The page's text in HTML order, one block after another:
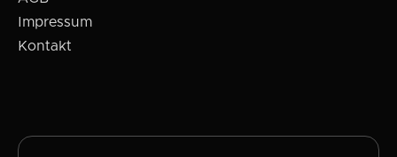
Impressum
Kontakt